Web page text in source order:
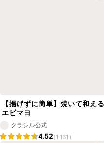
【揚げずに簡単】焼いて和える
エビマヨ
クラシル公式
4.52(1,161)